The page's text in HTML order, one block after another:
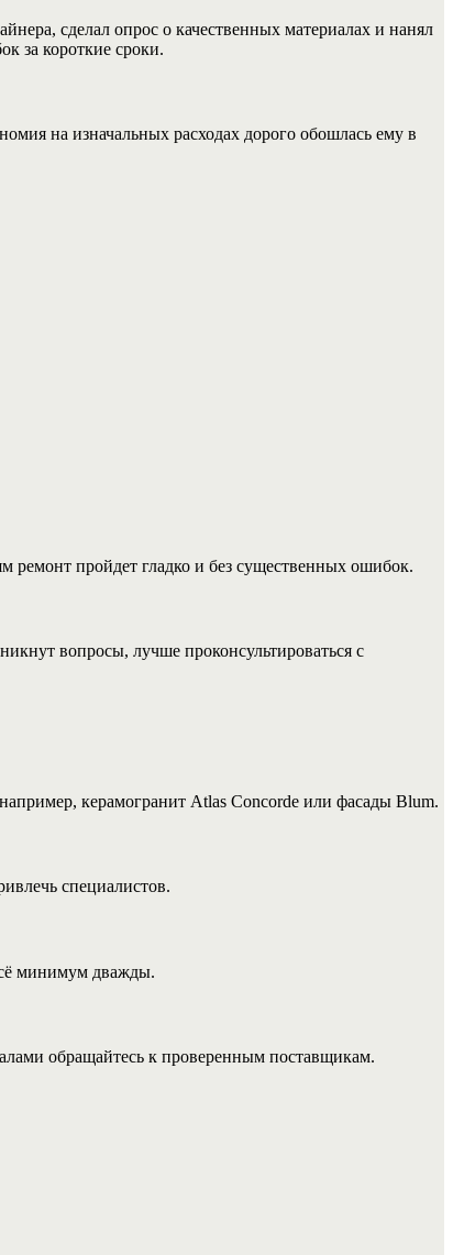
сделал опрос о качественных материалах и нанял
за короткие сроки.
на изначальных расходах дорого обошлась ему в
пройдет гладко и без существенных ошибок.
вопросы, лучше проконсультироваться с
керамогранит Atlas Concorde или фасады Blum.
специалистов.
минимум дважды.
обращайтесь к проверенным поставщикам.